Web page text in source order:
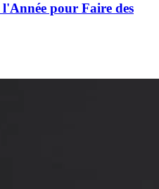
pour Faire des